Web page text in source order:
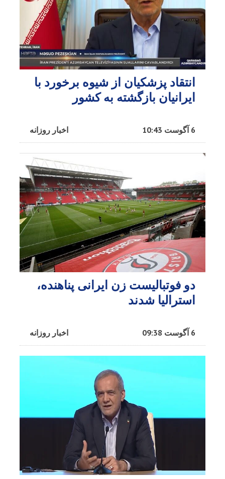
انتقاد پزشکیان از شیوه برخورد با
ایرانیان بازگشته به کشور
اخبار روزانه 6 آگوست 10:43
دو فوتبالیست زن ایرانی پناهنده،
استرالیا شدند
اخبار روزانه 6 آگوست 09:38